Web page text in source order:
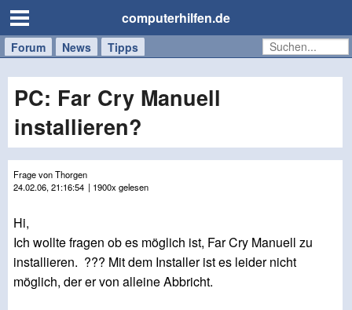
computerhilfen.de
Forum News Tipps
Handy
Tablet
Windows
Mac
PC: Far Cry Manuell
installieren?
Frage von Thorgen
24.02.06, 21:16:54 | 1900x gelesen
Hi,
Ich wollte fragen ob es möglich ist, Far Cry Manuell zu
installieren. ??? Mit dem Installer ist es leider nicht
möglich, der er von alleine Abbricht.